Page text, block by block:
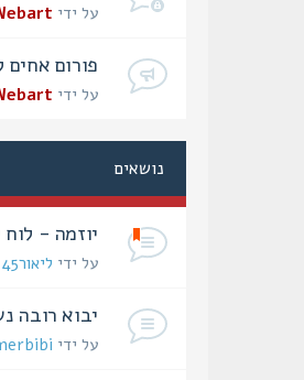
על ידי
פורום אחים
על ידי
נושאים
יוזמה -
על ידי ליאור45
יבוא רובה
על ידי